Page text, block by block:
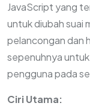
JavaScript yang
untuk diubah suai
pelancongan dan
sepenuhnya
pengguna pada
Ciri Utama: